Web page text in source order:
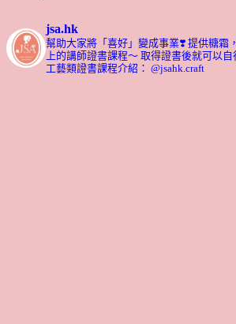
jsa.hk
幫助大家將「喜好」變成事業❣️ 提供糖霜
上的講師證書課程～ 取得證書後就可以
工藝類證書課程介紹： @jsahk.craft